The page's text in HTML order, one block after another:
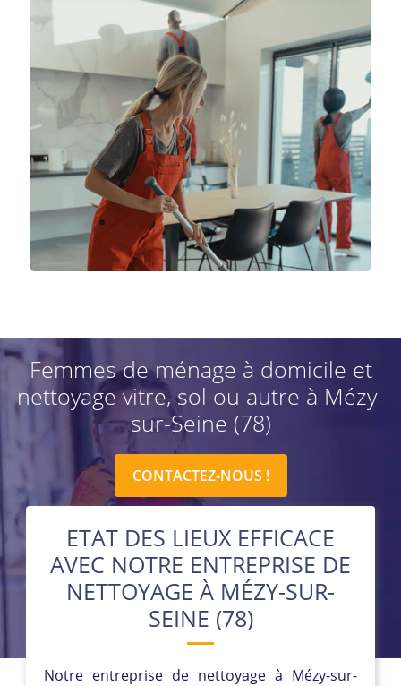
Femmes de ménage à domicile et
nettoyage vitre, sol ou autre à Mézy-
sur-Seine (78)
CONTACTEZ-NOUS !
ETAT DES LIEUX EFFICACE
AVEC NOTRE ENTREPRISE DE
NETTOYAGE À MÉZY-SUR-
SEINE (78)
Notre entreprise de nettoyage à Mézy-sur-